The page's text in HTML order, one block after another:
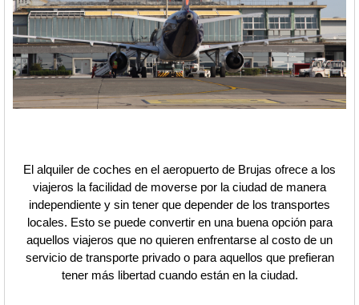
El alquiler de coches en el aeropuerto de Brujas ofrece a los
viajeros la facilidad de moverse por la ciudad de manera
independiente y sin tener que depender de los transportes
locales. Esto se puede convertir en una buena opción para
aquellos viajeros que no quieren enfrentarse al costo de un
servicio de transporte privado o para aquellos que prefieran
tener más libertad cuando están en la ciudad.